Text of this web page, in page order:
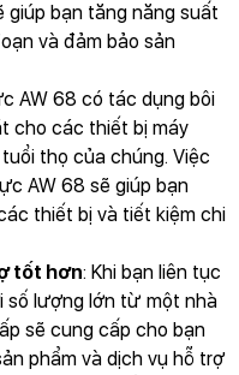
giúp bạn tăng năng suất
và đảm bảo sản
AW 68 có tác dụng bôi
cho các thiết bị máy
thọ của chúng. Việc
AW 68 sẽ giúp bạn
thiết bị và tiết kiệm chi
tốt hơn: Khi bạn liên tục
số lượng lớn từ một nhà
sẽ cung cấp cho bạn
phẩm và dịch vụ hỗ trợ